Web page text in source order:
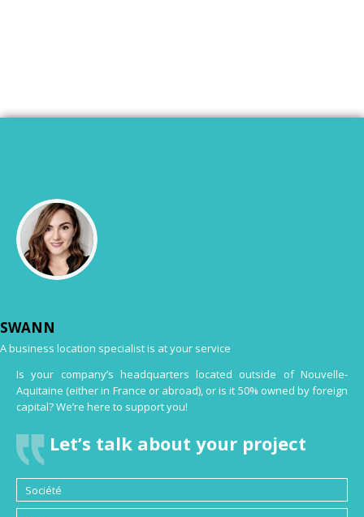
SWANN
A business location specialist is at your service
Is your company’s headquarters located outside of Nouvelle-
Aquitaine (either in France or abroad), or is it 50% owned by foreign
capital? We’re here to support you!
Let’s talk about your project